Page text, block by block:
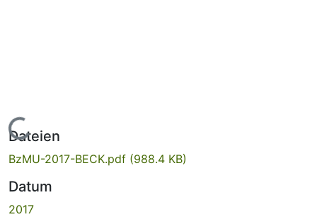
Lade...
Dateien
BzMU-2017-BECK.pdf (988.4 KB)
Datum
2017